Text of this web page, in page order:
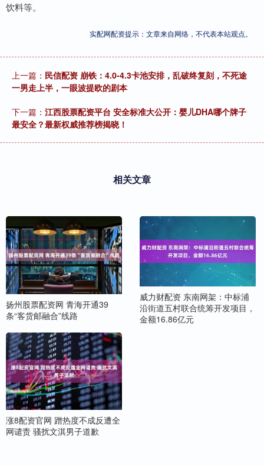
饮料等。
实配网配资提示：文章来自网络，不代表本站观点。
上一篇： 民信配资 崩铁：4.0-4.3卡池安排，乱破终复刻，不死途
一男走上半，一眼波提欧的剧本
下一篇： 江西股票配资平台 安全标准大公开：婴儿DHA哪个牌子
最安全？最新权威推荐榜揭晓！
相关文章
扬州股票配资网 青海开通39
条“客货邮融合”线路
威力财配资 东南网架：中标浦
沿街道五村联合统筹开发项目，
金额16.86亿元
涨8配资官网 蹭热度不成反遭全
网谴责 骚扰文淇男子道歉